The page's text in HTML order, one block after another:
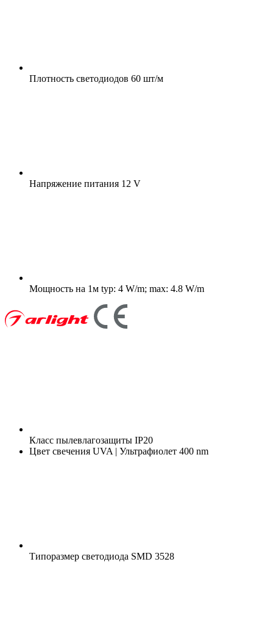
Плотность светодиодов 60 шт/м
Напряжение питания 12 V
Мощность на 1м typ: 4 W/m; max: 4.8 W/m
Класс пылевлагозащиты IP20
Цвет свечения UVA | Ультрафиолет 400 nm
Типоразмер светодиода SMD 3528